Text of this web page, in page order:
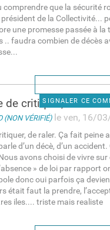
comprendre que la sécurité
de la Collectivité...
une promesse passée à la
.. faudra combien de décès
SIGNALER CE
de critiquer,
(NON VÉRIFIÉ)le ven, 16/
de raler. Ça fait peine
d’un décè, d’un accident.
avons choisi de vivre
» de loi par rapport
donc oui parfois ça
était faut la prendre,
iles.... triste mais realiste